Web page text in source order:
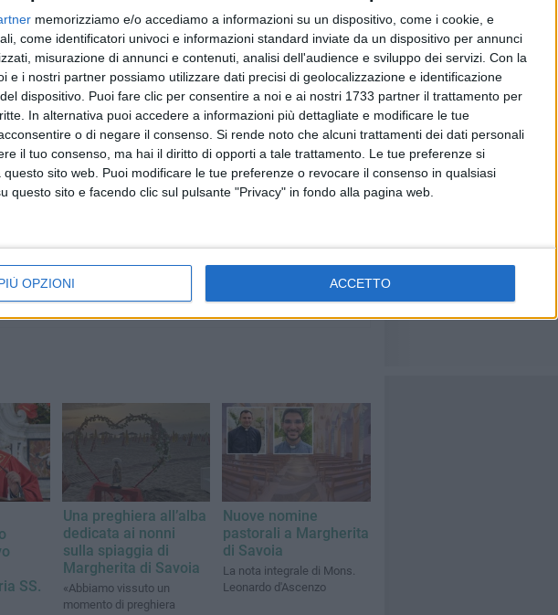
memorizziamo e/o accediamo a informazioni su un dispositivo, come i cookie, e
come identificatori univoci e informazioni standard inviate da un dispositivo per annunci
misurazione di annunci e contenuti, analisi dell'audience e sviluppo dei servizi. Con la
e i nostri partner possiamo utilizzare dati precisi di geolocalizzazione e identificazione
dispositivo. Puoi fare clic per consentire a noi e ai nostri 1733 partner il trattamento per
In alternativa puoi accedere a informazioni più dettagliate e modificare le tue
o di negare il consenso. Si rende noto che alcuni trattamenti dei dati personali
il tuo consenso, ma hai il diritto di opporti a tale trattamento. Le tue preferenze si
sito web. Puoi modificare le tue preferenze o revocare il consenso in qualsiasi
questo sito e facendo clic sul pulsante "Privacy" in fondo alla pagina web.
OPZIONI ACCETTO
Schiavone, il parroco della Chiesa di San Pio- è
molti, soprattutto le donne che non riescono ad
vita. E sappiamo molto bene che il dono della vita è
ci sia gente che non lo considera e la vita la
che vorrebbe ricevere questo regalo e con tanta
sarà il desiderio, cioè il desiderio di chiedere a Dio
questo dono così bello che è la vita».
SS.
Una preghiera all’alba
dedicata ai nonni
sulla spiaggia di
Margherita di Savoia
«Abbiamo vissuto un
momento di preghiera
Nuove nomine
pastorali a Margherita
di Savoia
La nota integrale di Mons.
Leonardo d'Ascenzo
VENERDÌ 7 AGOSTO
Il sindaco Lodispoto
Luogotenente Pietro
MERCOLEDÌ 5 AGOSTO
Stretta
Margherita di Savoia:
di due mesi